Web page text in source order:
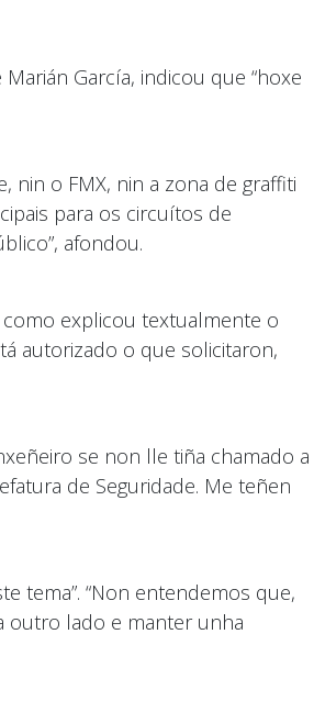
García, indicou que “hoxe
nin o FMX, nin a zona de graffiti
para os circuítos de
afondou.
como explicou textualmente o
autorizado o que solicitaron,
se non lle tiña chamado a
de Seguridade. Me teñen
tema”. “Non entendemos que,
outro lado e manter unha